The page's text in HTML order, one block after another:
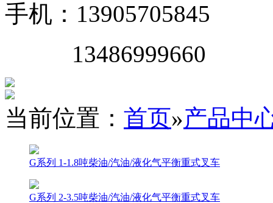
手机：13905705845
13486999660
当前位置： 首页»产品中
G系列 1-1.8吨柴油/汽油/液化气平衡重式叉车
G系列 2-3.5吨柴油/汽油/液化气平衡重式叉车